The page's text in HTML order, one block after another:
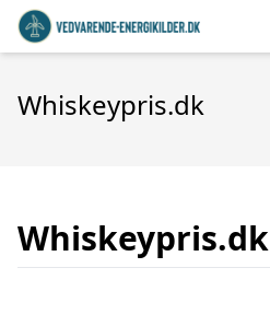
Whiskeypris.dk
Whiskeypris.dk